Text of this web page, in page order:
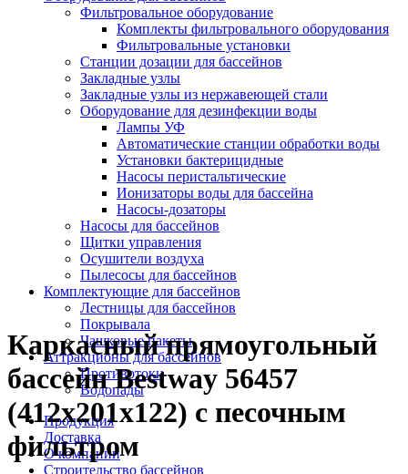
Фильтровальное оборудование
Комплекты фильтровального оборудования
Фильтровальные установки
Станции дозации для бассейнов
Закладные узлы
Закладные узлы из нержавеющей стали
Оборудование для дезинфекции воды
Лампы УФ
Автоматические станции обработки воды
Установки бактерицидные
Насосы перистальтические
Ионизаторы воды для бассейна
Насосы-дозаторы
Насосы для бассейнов
Щитки управления
Осушители воздуха
Пылесосы для бассейнов
Комплектующие для бассейнов
Лестницы для бассейнов
Покрывала
Чашковые пакеты
Аттракционы для бассейнов
Противотоки
Водопады
Продукция
Доставка
О компании
Строительство бассейнов
Каркасный прямоугольный
бассейн Bestway 56457
(412х201х122) с песочным
фильтром